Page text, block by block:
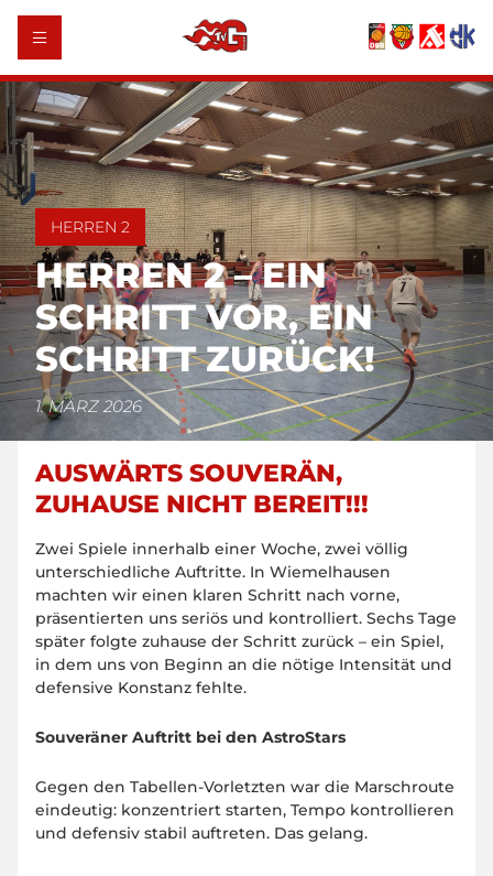
HERREN 2
HERREN 2 – EIN
SCHRITT VOR, EIN
SCHRITT ZURÜCK!
1. MÄRZ 2026
AUSWÄRTS SOUVERÄN,
ZUHAUSE NICHT BEREIT!!!
Zwei Spiele innerhalb einer Woche, zwei völlig
unterschiedliche Auftritte. In Wiemelhausen
machten wir einen klaren Schritt nach vorne,
präsentierten uns seriös und kontrolliert. Sechs Tage
später folgte zuhause der Schritt zurück – ein Spiel,
in dem uns von Beginn an die nötige Intensität und
defensive Konstanz fehlte.
Souveräner Auftritt bei den AstroStars
Gegen den Tabellen-Vorletzten war die Marschroute
eindeutig: konzentriert starten, Tempo kontrollieren
und defensiv stabil auftreten. Das gelang.